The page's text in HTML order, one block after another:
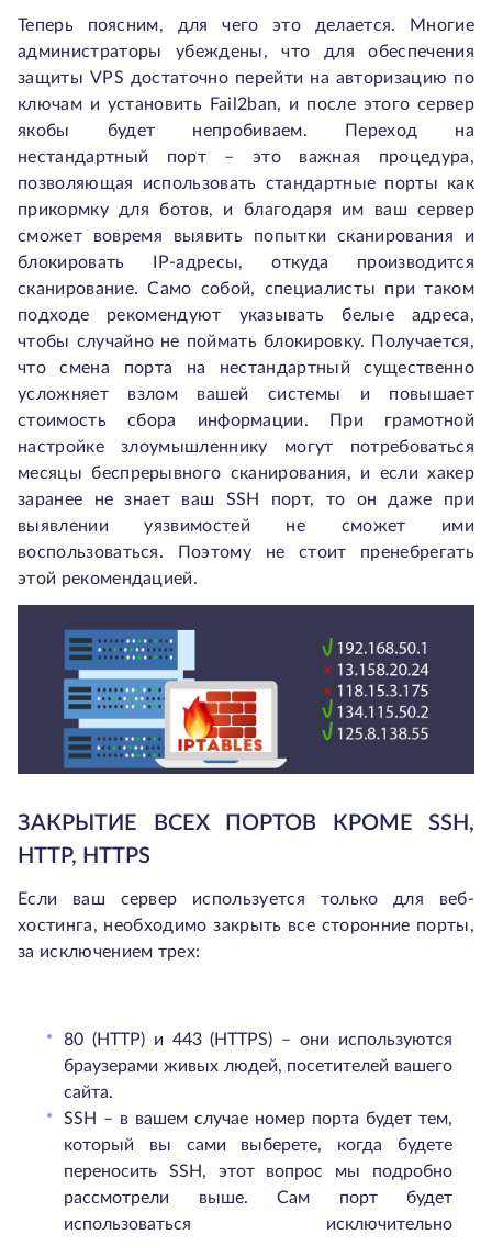
Теперь поясним, для чего это делается. Многие
администраторы убеждены, что для обеспечения
защиты VPS достаточно перейти на авторизацию по
ключам и установить Fail2ban, и после этого сервер
якобы будет непробиваем. Переход на
нестандартный порт – это важная процедура,
позволяющая использовать стандартные порты как
прикормку для ботов, и благодаря им ваш сервер
сможет вовремя выявить попытки сканирования и
блокировать IP-адресы, откуда производится
сканирование. Само собой, специалисты при таком
подходе рекомендуют указывать белые адреса,
чтобы случайно не поймать блокировку. Получается,
что смена порта на нестандартный существенно
усложняет взлом вашей системы и повышает
стоимость сбора информации. При грамотной
настройке злоумышленнику могут потребоваться
месяцы беспрерывного сканирования, и если хакер
заранее не знает ваш SSH порт, то он даже при
выявлении уязвимостей не сможет ими
воспользоваться. Поэтому не стоит пренебрегать
этой рекомендацией.
ЗАКРЫТИЕ ВСЕХ ПОРТОВ КРОМЕ SSH,
HTTP, HTTPS
Если ваш сервер используется только для веб-
хостинга, необходимо закрыть все сторонние порты,
за исключением трех:
80 (HTTP) и 443 (HTTPS) – они используются
браузерами живых людей, посетителей вашего
сайта.
SSH – в вашем случае номер порта будет тем,
который вы сами выберете, когда будете
переносить SSH, этот вопрос мы подробно
рассмотрели выше. Сам порт будет
использоваться исключительно